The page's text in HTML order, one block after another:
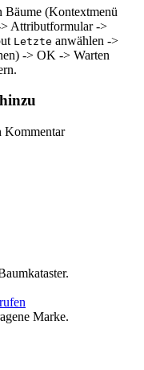
Bäume (Kontextmenü
Attributformular ->
Letzte anwählen ->
-> OK -> Warten
Kommentar
Marke.